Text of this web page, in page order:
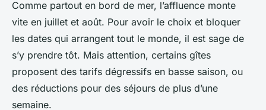
Comme partout en bord de mer, l’affluence monte
vite en juillet et août. Pour avoir le choix et bloquer
les dates qui arrangent tout le monde, il est sage de
s’y prendre tôt. Mais attention, certains gîtes
proposent des tarifs dégressifs en basse saison, ou
des réductions pour des séjours de plus d’une
semaine.